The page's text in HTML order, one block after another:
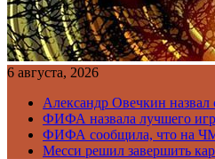
6 августа, 2026
Александр Овечкин назвал
ФИФА назвала лучшего
ФИФА сообщила, что на ЧМ-
Месси решил завершить